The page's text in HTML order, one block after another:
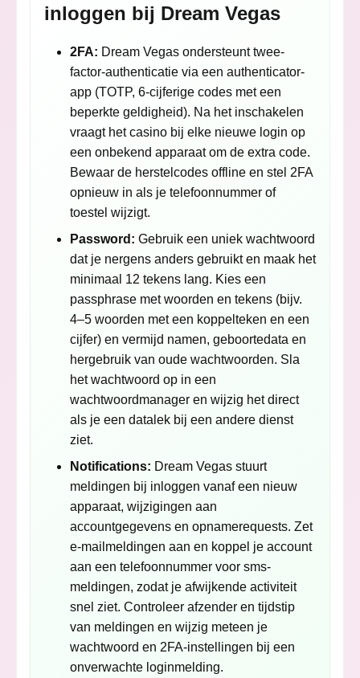
inloggen bij Dream Vegas
2FA: Dream Vegas ondersteunt twee-
factor-authenticatie via een authenticator-
app (TOTP, 6-cijferige codes met een
beperkte geldigheid). Na het inschakelen
vraagt het casino bij elke nieuwe login op
een onbekend apparaat om de extra code.
Bewaar de herstelcodes offline en stel 2FA
opnieuw in als je telefoonnummer of
toestel wijzigt.
Password: Gebruik een uniek wachtwoord
dat je nergens anders gebruikt en maak het
minimaal 12 tekens lang. Kies een
passphrase met woorden en tekens (bijv.
4–5 woorden met een koppelteken en een
cijfer) en vermijd namen, geboortedata en
hergebruik van oude wachtwoorden. Sla
het wachtwoord op in een
wachtwoordmanager en wijzig het direct
als je een datalek bij een andere dienst
ziet.
Notifications: Dream Vegas stuurt
meldingen bij inloggen vanaf een nieuw
apparaat, wijzigingen aan
accountgegevens en opnamerequests. Zet
e-mailmeldingen aan en koppel je account
aan een telefoonnummer voor sms-
meldingen, zodat je afwijkende activiteit
snel ziet. Controleer afzender en tijdstip
van meldingen en wijzig meteen je
wachtwoord en 2FA-instellingen bij een
onverwachte loginmelding.